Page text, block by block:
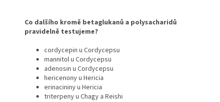
Co dalšího kromě betaglukanů a polysacharidů
pravidelně testujeme?
cordycepin u Cordycepsu
mannitol u Cordycepsu
adenosin u Cordycepsu
hericenony u Hericia
erinacininy u Hericia
triterpeny u Chagy a Reishi